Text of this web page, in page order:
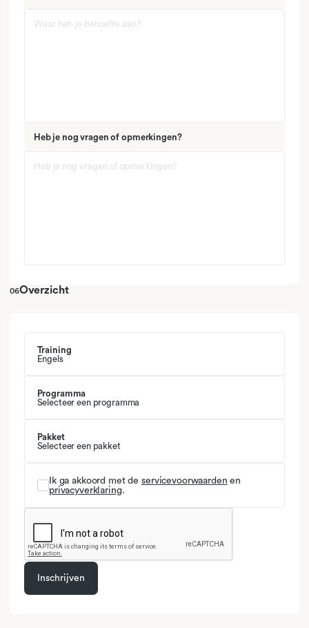
Heb je nog vragen of opmerkingen?
06Overzicht
Training
Engels
Programma
Selecteer een programma
Pakket
Selecteer een pakket
Ik ga akkoord met deservicevoorwaarden en
privacyverklaring.